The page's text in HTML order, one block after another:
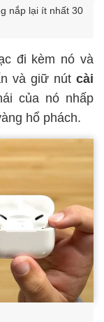
nắp lại ít nhất 30
đi kèm nó và
và giữ nútcài
của nó nhấp
hổ phách.